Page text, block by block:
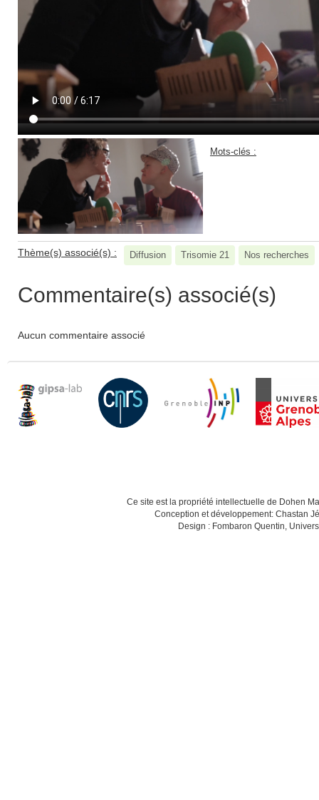
Mots-clés :
Thème(s) associé(s) : Diffusion Trisomie 21 Nos recherches
Commentaire(s) associé(s)
Aucun commentaire associé
Ce site est la propriété intellectuelle de Dohen
Conception et développement: Chastan
Design : Fombaron Quentin,